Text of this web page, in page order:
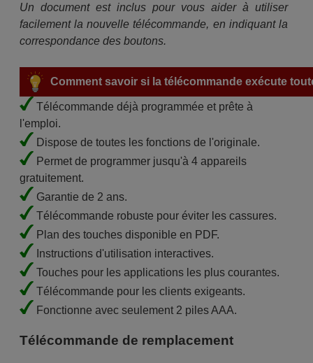
Un document est inclus pour vous aider à utiliser
facilement la nouvelle télécommande, en indiquant la
correspondance des boutons.
Comment savoir si la télécommande exécute
Télécommande déjà programmée et prête à
l'emploi.
Dispose de toutes les fonctions de l'originale.
Permet de programmer jusqu'à 4 appareils
gratuitement.
Garantie de 2 ans.
Télécommande robuste pour éviter les cassures.
Plan des touches disponible en PDF.
Instructions d'utilisation interactives.
Touches pour les applications les plus courantes.
Télécommande pour les clients exigeants.
Fonctionne avec seulement 2 piles AAA.
Télécommande de remplacement